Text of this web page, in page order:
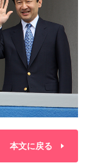
本文に戻る